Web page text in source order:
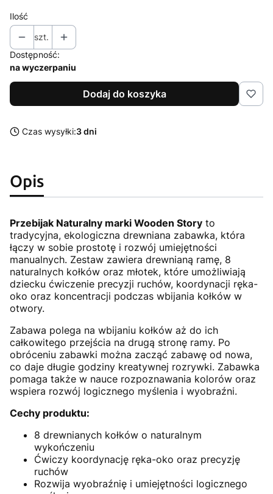
Ilość
szt.
Dostępność:
na wyczerpaniu
Dodaj do koszyka
Czas wysyłki:3 dni
Opis
Przebijak Naturalny marki Wooden Story to
tradycyjna, ekologiczna drewniana zabawka, która
łączy w sobie prostotę i rozwój umiejętności
manualnych. Zestaw zawiera drewnianą ramę, 8
naturalnych kołków oraz młotek, które umożliwiają
dziecku ćwiczenie precyzji ruchów, koordynacji ręka-
oko oraz koncentracji podczas wbijania kołków w
otwory.
Zabawa polega na wbijaniu kołków aż do ich
całkowitego przejścia na drugą stronę ramy. Po
obróceniu zabawki można zacząć zabawę od nowa,
co daje długie godziny kreatywnej rozrywki. Zabawka
pomaga także w nauce rozpoznawania kolorów oraz
wspiera rozwój logicznego myślenia i wyobraźni.
Cechy produktu:
8 drewnianych kołków o naturalnym
wykończeniu
Ćwiczy koordynację ręka-oko oraz precyzję
ruchów
Rozwija wyobraźnię i umiejętności logicznego